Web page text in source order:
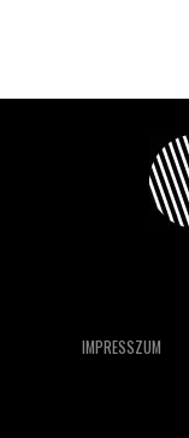
IMPRESSZUM